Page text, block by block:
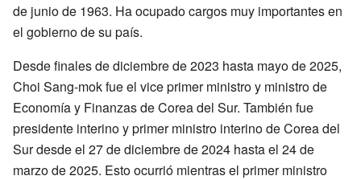
de junio de 1963. Ha ocupado cargos muy importantes en
el gobierno de su país.
Desde finales de diciembre de 2023 hasta mayo de 2025,
Choi Sang-mok fue el vice primer ministro y ministro de
Economía y Finanzas de Corea del Sur. También fue
presidente interino y primer ministro interino de Corea del
Sur desde el 27 de diciembre de 2024 hasta el 24 de
marzo de 2025. Esto ocurrió mientras el primer ministro